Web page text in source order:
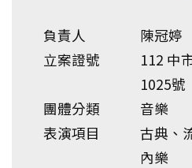
負責人
陳冠婷
立案證號
112 中
1025號
團體分類
音樂
表演項目
古典、
內樂